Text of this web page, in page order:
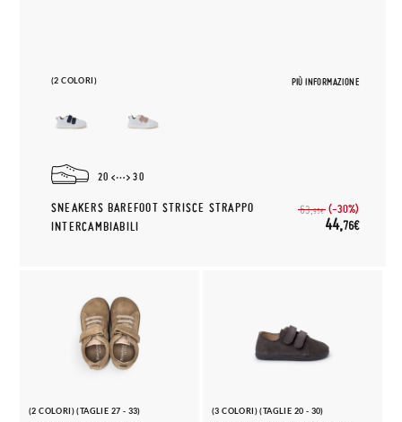
(2 COLORI) PIÙ INFORMAZIONE
20 30
SNEAKERS BAREFOOT STRISCE STRAPPO
INTERCAMBIABILI
63,95€ (-30%)
44,76€
(2 COLORI) (TAGLIE 27 - 33) (3 COLORI) (TAGLIE 20 - 30)